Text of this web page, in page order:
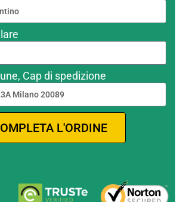
Cap di spedizione
L'ORDINE